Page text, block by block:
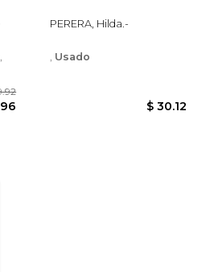
PERERA, Hilda.-
Usado